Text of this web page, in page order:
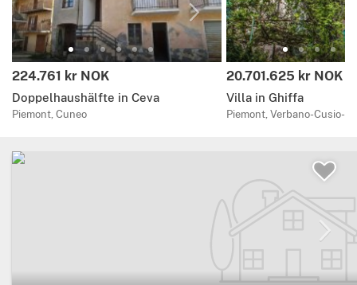
Preis:
224.761 kr NOK
Doppelhaushälfte in Ceva
Piemont, Cuneo
Preis:
20.701.625 kr NOK
Villa in Ghiffa
Piemont, Verbano-Cusio-